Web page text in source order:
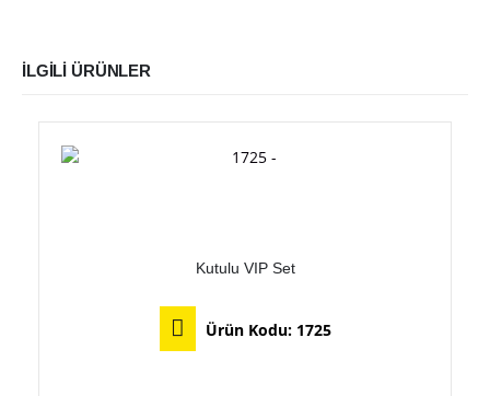
İLGILI ÜRÜNLER
Bu ürünün birden fazla varyasyonu var. Seçenekler ürün sayfasından seçilebilir
Kutulu VIP Set
Ürün Kodu: 1725